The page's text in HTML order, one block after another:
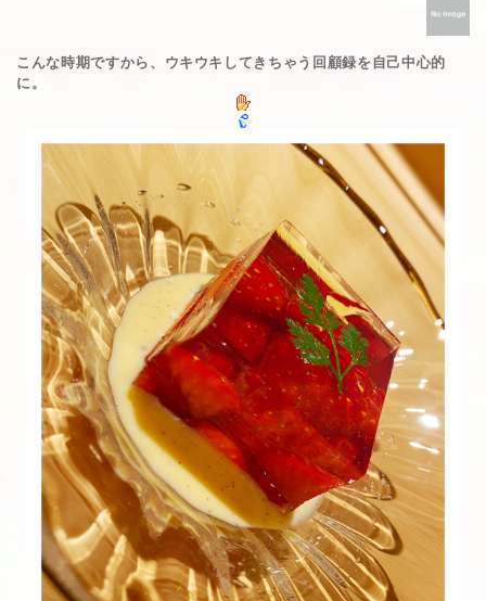
こんな時期ですから、ウキウキしてきちゃう回顧録を自己中心的
に。